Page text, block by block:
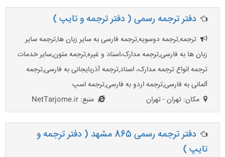
دفتر ترجمه رسمی ( دفتر ترجمه و تایپ )
ترجمه,ترجمه دوسویه,ترجمه فارسی به سایر زبان ها,ترجمه سایر
زبان ها به فارسی,ترجمه مدارک،اسناد و غیره,ترجمه متون,سایر خدمات
ترجمه انواع ترجمه مدارک، اسناد,ترجمه آذربایجانی به فارسی,ترجمه
آلمانی به فارسی,ترجمه اردو به فارسی,ترجمه اسپ
مکان: تهران - تهران
منبع: NetTarjome.ir
دفتر ترجمه رسمی 865 مشهد ( دفتر ترجمه و
تایپ )